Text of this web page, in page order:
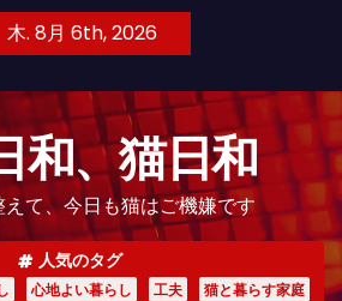
木. 8月 6th, 2026
和、猫日和
て、今日も猫はご機嫌です
人気のタグ
心地よい暮らし 工夫
猫と暮らす家庭